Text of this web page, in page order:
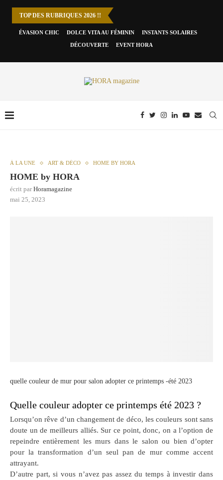
TOP DES RUBRIQUES 2026 !!
ÉVASION CHIC DOLCE VITA AU FÉMININ INSTANTS SOLAIRES
DÉCOUVERTE EVENT HORA
À LA UNE ART & DÉCO HOME BY HORA
HOME by HORA
écrit parHoramagazine
mai 25, 2023
quelle couleur de mur pour salon adopter ce printemps -été 2023
Quelle couleur adopter ce printemps été 2023 ?
Lorsqu’on rêve d’un changement de déco, les couleurs sont sans
doute un de meilleurs alliés. Sur ce point, donc, on a l’option de
repeindre entièrement les murs dans le salon ou bien d’opter
pour la transformation d’un seul pan de mur comme accent
attrayant.
D’autre part, si vous n’avez pas assez du temps à investir dans